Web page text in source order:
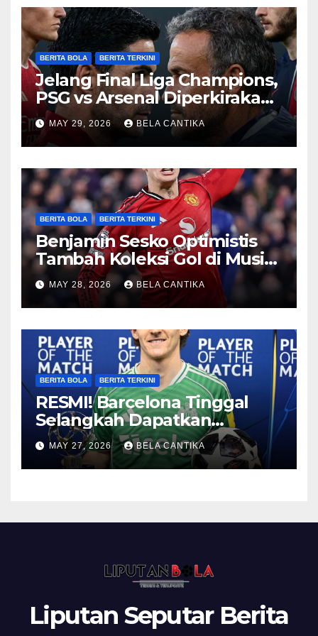
BERITA BOLA BERITA TERKINI
Jelang Final Liga Champions,
PSG vs Arsenal Diperkirakan
Sengit
MAY 29, 2026 BELA CANTIKA
BERITA BOLA BERITA TERKINI
Benjamin Sesko Optimistis
Tambah Koleksi Gol di Musim
2026/27
MAY 28, 2026 BELA CANTIKA
BERITA BOLA BERITA TERKINI
RESMI! Barcelona Tinggal
Selangkah Dapatkan
Anthony Gordon
MAY 27, 2026 BELA CANTIKA
Liputan Seputar Berita